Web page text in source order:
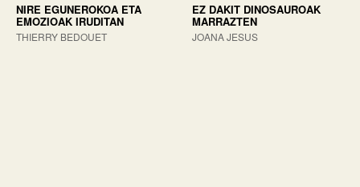
NIRE EGUNEROKOA ETA
EMOZIOAK IRUDITAN
THIERRY BEDOUET
EZ DAKIT DINOSAUROAK
MARRAZTEN
JOANA JESUS